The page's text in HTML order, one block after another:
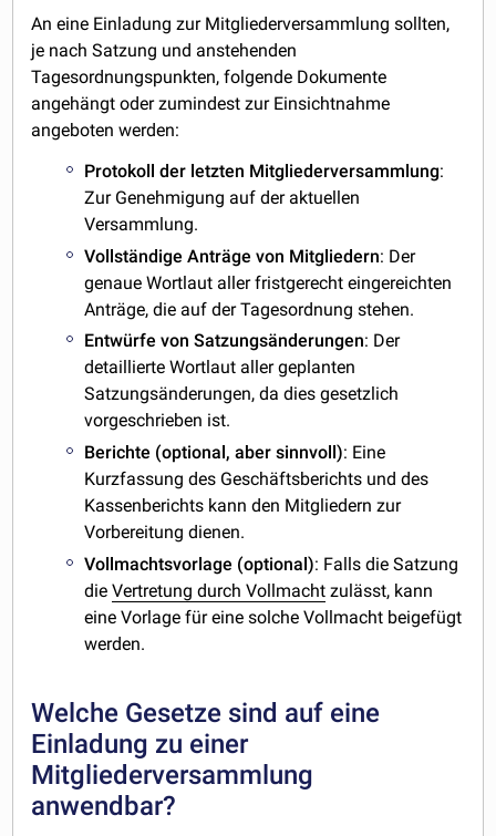
An eine Einladung zur Mitgliederversammlung sollten,
je nach Satzung und anstehenden
Tagesordnungspunkten, folgende Dokumente
angehängt oder zumindest zur Einsichtnahme
angeboten werden:
Protokoll der letzten Mitgliederversammlung:
Zur Genehmigung auf der aktuellen
Versammlung.
Vollständige Anträge von Mitgliedern: Der
genaue Wortlaut aller fristgerecht eingereichten
Anträge, die auf der Tagesordnung stehen.
Entwürfe von Satzungsänderungen: Der
detaillierte Wortlaut aller geplanten
Satzungsänderungen, da dies gesetzlich
vorgeschrieben ist.
Berichte (optional, aber sinnvoll): Eine
Kurzfassung des Geschäftsberichts und des
Kassenberichts kann den Mitgliedern zur
Vorbereitung dienen.
Vollmachtsvorlage (optional): Falls die Satzung
dieVertretung durch Vollmacht zulässt, kann
eine Vorlage für eine solche Vollmacht beigefügt
werden.
Welche Gesetze sind auf eine
Einladung zu einer
Mitgliederversammlung
anwendbar?